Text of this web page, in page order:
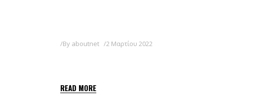
By aboutnet 2 Μαρτίου 2022
READ MORE